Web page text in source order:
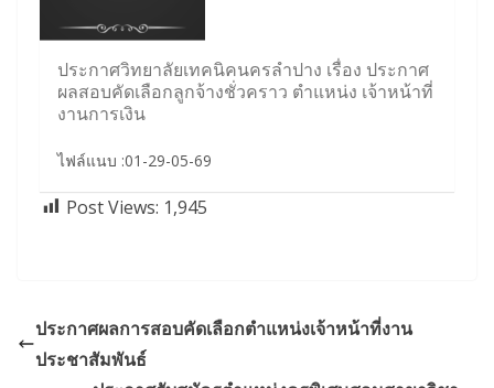
ประกาศวิทยาลัยเทคนิคนครลำปาง เรื่อง ประกาศ
ผลสอบคัดเลือกลูกจ้างชั่วคราว ตำแหน่ง เจ้าหน้าที่
งานการเงิน
ไฟล์แนบ :01-29-05-69
Post Views: 1,945
ประกาศผลการสอบคัดเลือกตำแหน่งเจ้าหน้าที่งาน
ประชาสัมพันธ์